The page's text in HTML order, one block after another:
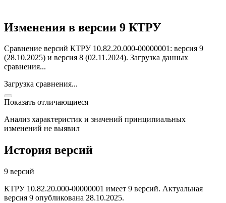
Изменения в версии 9 КТРУ
Сравнение версий КТРУ 10.82.20.000-00000001: версия 9
(28.10.2025) и версия 8 (02.11.2024). Загрузка данных
сравнения...
Загрузка сравнения...
Показать отличающиеся
Анализ характеристик и значений принципиальных
изменений не выявил
История версий
9 версий
КТРУ 10.82.20.000-00000001 имеет 9 версий. Актуальная
версия 9 опубликована 28.10.2025.